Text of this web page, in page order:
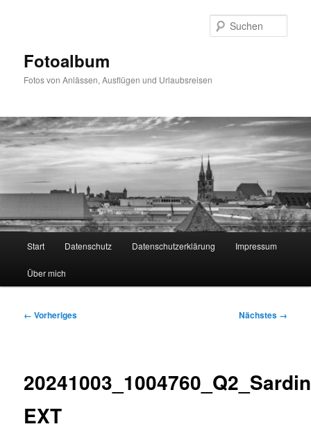
Fotoalbum
Fotos von Anlässen, Ausflügen und Urlaubsreisen
Start Datenschutz Datenschutzerklärung Impressum
Über mich
Bilder-
← Vorheriges Nächstes →
EXT